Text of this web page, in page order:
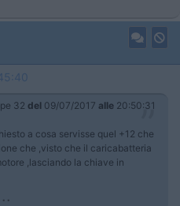
32 del 09/07/2017 alle 20:50:31
a cosa servisse quel +12 che
che ,visto che il caricabatteria
,lasciando la chiave in